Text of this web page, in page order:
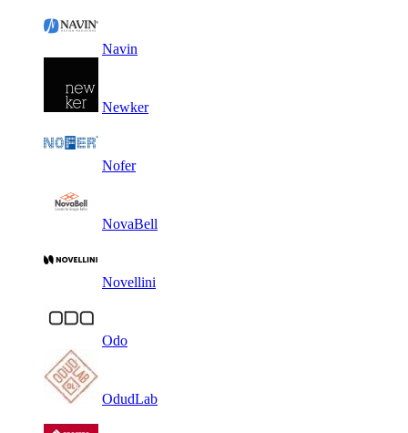
Navin
Newker
Nofer
NovaBell
Novellini
Odo
OdudLab